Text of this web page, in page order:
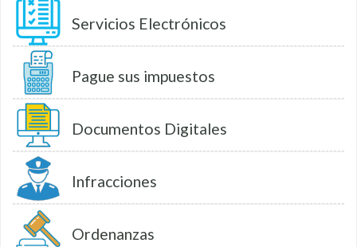
Servicios Electrónicos
Pague sus impuestos
Documentos Digitales
Infracciones
Ordenanzas